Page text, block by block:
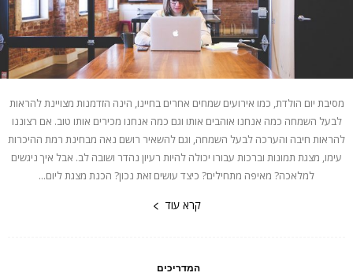
מסיבת יום הולדת, כמו אירועים שמחים אחרים בחיינו, הינה הזדמנות מצויינת להראות
לבעל השמחה כמה אנחנו אוהבים אותו וגם כמה אנחנו מכירים אותו טוב. אם רצוננו
להראות חיבה והערכה לבעל השמחה, וגם להשאיר רושם נאה מבחינת רמת ההיכרות
עימו, מצגת תמונות וברכות עבורו יכולה להיות רעיון נהדר ושובה לב. אבל איך ניגשים
למלאכה? מאיפה מתחילים? כיצד עושים זאת נכון? הכנת מצגת ליום...
קרא עוד
המדריכים